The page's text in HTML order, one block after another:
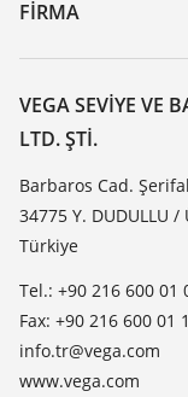
Seminerler
Dirençlilik listesi
Dielektrisite listesi
TeamViewer
FIRMA
VEGA hakkında
Iletisim
Haber makaleleri
Basin
Blog
VEGA SEVIYE VE
LTD. ŞTI.
Barbaros Cad.
34775 Y. DUDULLU
Türkiye
Tel.: +90 216 600 01
Fax: +90 216 600 01
info.tr@vega.com
www.vega.com